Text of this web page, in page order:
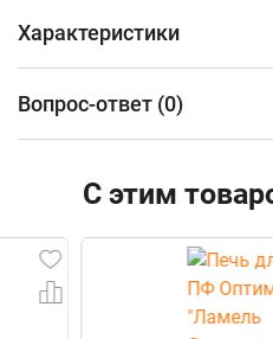
Характеристики
Марка стали
Тощина металла (мм)
Длина
Камень (облицовка)
Вопрос-ответ (0)
Email
С этим